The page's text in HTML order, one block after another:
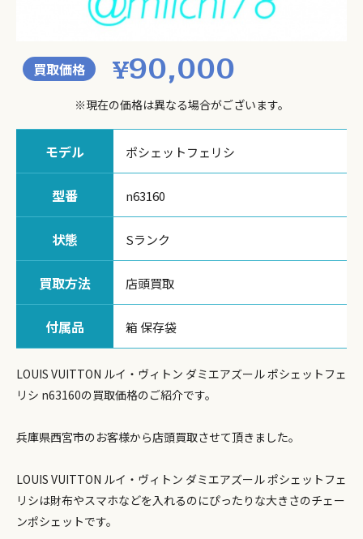
買取価格 ¥90,000
※現在の価格は異なる場合がございます。
モデル ポシェットフェリシ
型番 n63160
状態 Sランク
買取方法 店頭買取
付属品 箱 保存袋
LOUIS VUITTON ルイ・ヴィトン ダミエアズール ポシェットフェ
リシ n63160の買取価格のご紹介です。
兵庫県西宮市のお客様から店頭買取させて頂きました。
LOUIS VUITTON ルイ・ヴィトン ダミエアズール ポシェットフェ
リシは財布やスマホなどを入れるのにぴったりな大きさのチェー
ンポシェットです。